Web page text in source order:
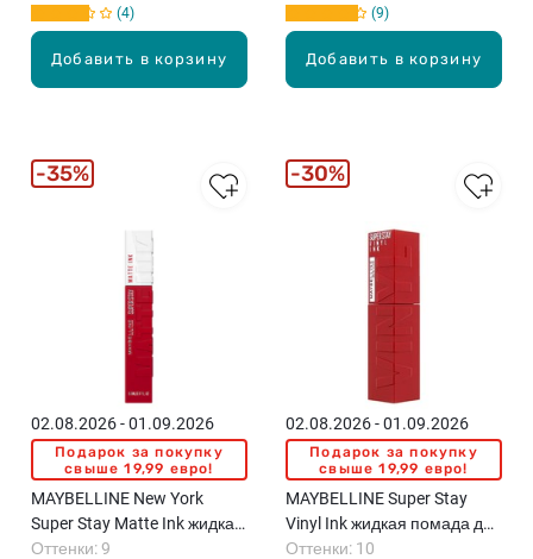
Добавить в корзину
4
Добавить в корзину
9
02.08.2026 - 01.09.2026
Подарок за покупку
свыше 19,99 евро!
MAYBELLINE New York
Super Stay Matte Ink жидкая
губная помада, 5мл
Оттенки: 9
35%
02.08.2026 - 01.09.2026
Подарок за покупку
свыше 19,99 евро!
MAYBELLINE Super Stay
Vinyl Ink жидкая помада для
губ, 4,2мл
Оттенки: 10
30%